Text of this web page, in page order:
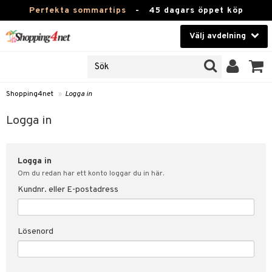
Perfekta sommartips - 45 dagars öppet köp
Välj avdelning
Kontaktlinser
Hälsokost
Fitness
Hem & Inredning
Leksaker, Barn & Baby
Varumärken
Shopping4net » Logga in
Logga in
Logga in
Om du redan har ett konto loggar du in här.
Kundnr. eller E-postadress
Lösenord
svar